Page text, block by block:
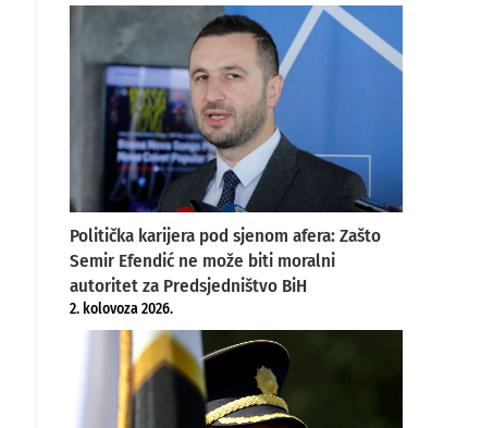
Politička karijera pod sjenom afera: Zašto
Semir Efendić ne može biti moralni
autoritet za Predsjedništvo BiH
2. kolovoza 2026.